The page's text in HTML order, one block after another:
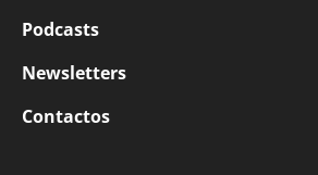
Podcasts
Newsletters
Contactos